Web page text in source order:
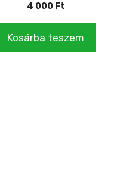
4 000 Ft
Kosárba teszem